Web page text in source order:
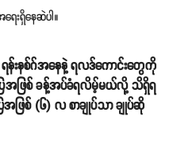
ေးရှိနေဆဲပါ။
းနစ်ဂ်အနေနဲ့ ရလဒ်ကောင်းတွေကို
အဖြစ် ခန့်အပ်ခံရလိမ့်မယ်လို့ သိရှိရ
ြစ် (၆) လ စာချုပ်သာ ချုပ်ဆို